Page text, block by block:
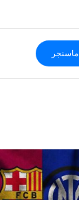
ماسنجر